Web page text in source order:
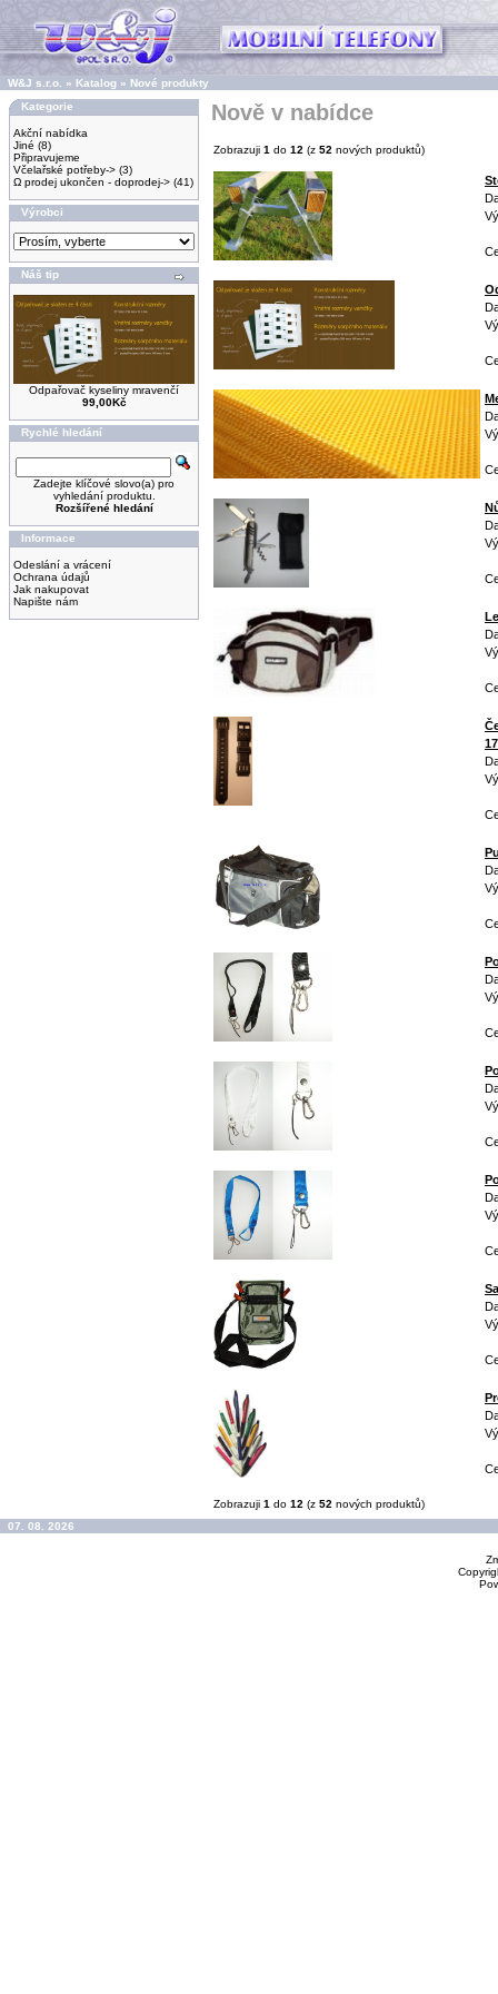
W&J s.r.o. » Katalog » Nové produkty
Kategorie
Akční nabídka
Jiné (8)
Připravujeme
Včelařské potřeby-> (3)
Ω prodej ukončen - doprodej-> (41)
Výrobci
Náš tip
Odpařovač kyseliny mravenčí
99,00Kč
Rychlé hledání
Zadejte klíčové slovo(a) pro
vyhledání produktu.
Rozšířené hledání
Informace
Odeslání a vrácení
Ochrana údajů
Jak nakupovat
Napište nám
Nově v nabídce
Zobrazuji 1 do 12 (z 52 nových produktů)
Zobrazuji 1 do 12 (z 52 nových produktů)
07. 08. 2026